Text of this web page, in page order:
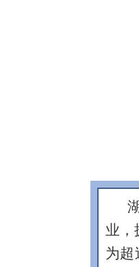
业，
为超